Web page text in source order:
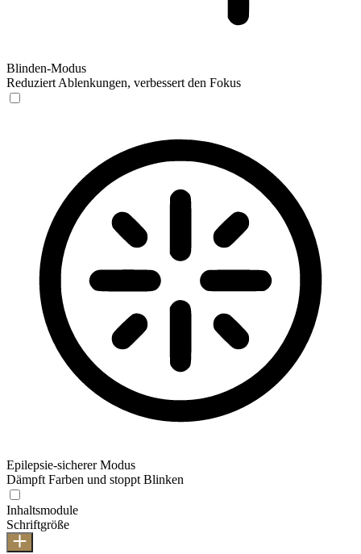
Blinden-Modus
Reduziert Ablenkungen, verbessert den Fokus
Epilepsie-sicherer Modus
Dämpft Farben und stoppt Blinken
Inhaltsmodule
Schriftgröße